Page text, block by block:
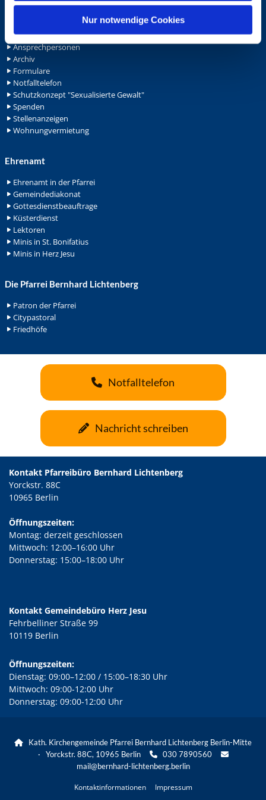
Nur notwendige Cookies
Ansprechpersonen
Archiv
Formulare
Notfalltelefon
Schutzkonzept "Sexualisierte Gewalt"
Spenden
Stellenanzeigen
Wohnungvermietung
Ehrenamt
Ehrenamt in der Pfarrei
Gemeindediakonat
Gottesdienstbeauftrage
Küsterdienst
Lektoren
Minis in St. Bonifatius
Minis in Herz Jesu
Die Pfarrei Bernhard Lichtenberg
Patron der Pfarrei
Citypastoral
Friedhöfe
Notfalltelefon
Nachricht schreiben
Kontakt Pfarreibüro Bernhard Lichtenberg
Yorckstr. 88C
10965 Berlin
Öffnungszeiten:
Montag: derzeit geschlossen
Mittwoch: 12:00–16:00 Uhr
Donnerstag: 15:00–18:00 Uhr
Kontakt Gemeindebüro Herz Jesu
Fehrbelliner Straße 99
10119 Berlin
Öffnungszeiten:
Dienstag: 09:00–12:00 / 15:00–18:30 Uhr
Mittwoch: 09:00-12:00 Uhr
Donnerstag: 09:00-12:00 Uhr

Kath. Kirchengemeinde Pfarrei Bernhard Lichtenberg Berlin-Mitte
· Yorckstr. 88C, 10965 Berlin
030 7890560 
mail@bernhard-lichtenberg.berlin
Kontaktinformationen Impressum